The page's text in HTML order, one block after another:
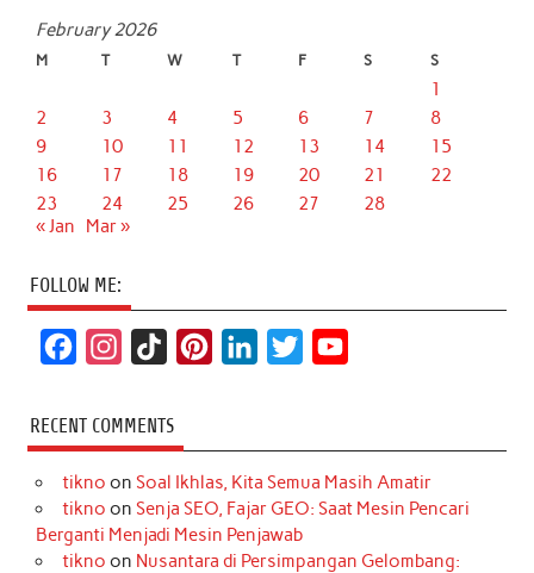
February 2026
M T W T F S S
1
2
3 4 5 6 7
8
9
10 11 12 13 14
15
16
17 18 19 20 21
22
23
24 25 26 27
28
« Jan
Mar »
FOLLOW ME:
c
e
b
o
s
t
a
r
k
T
o
k
t
e
r
e
k
e
d
I
t
t
r
T
u
e
RECENT COMMENTS
tikno on Soal Ikhlas, Kita Semua Masih Amatir
tikno on Senja SEO, Fajar GEO: Saat Mesin Pencari
Berganti Menjadi Mesin Penjawab
tikno on Nusantara di Persimpangan Gelombang: